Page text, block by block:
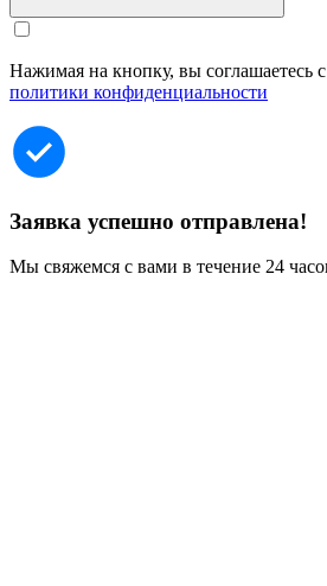
Нажимая на кнопку, вы соглашаетесь
политики конфиденциальности
Заявка успешно отправлена!
Мы свяжемся с вами в течение 24